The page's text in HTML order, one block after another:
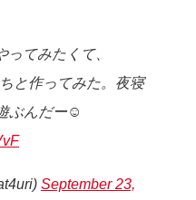
てみたくて、
と作ってみた。夜寝
ぶんだー☺️
September 23,